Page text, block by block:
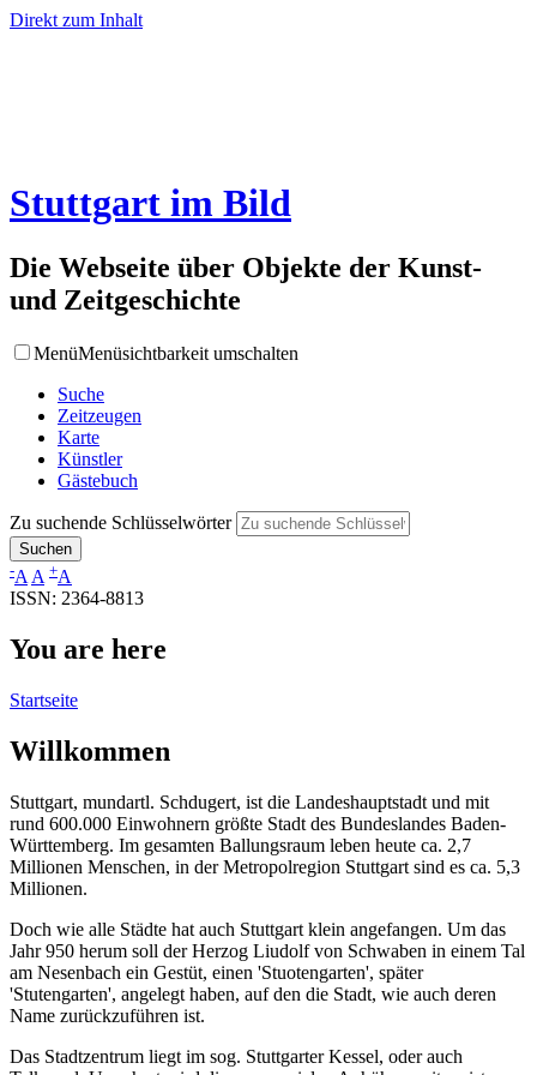
Direkt zum Inhalt
Stuttgart im Bild
Die Webseite über Objekte der Kunst-
und Zeitgeschichte
MenüMenüsichtbarkeit umschalten
Suche
Zeitzeugen
Karte
Künstler
Gästebuch
Zu suchende Schlüsselwörter
-A A +A
ISSN: 2364-8813
You are here
Startseite
Willkommen
Stuttgart, mundartl. Schdugert, ist die Landeshauptstadt und mit
rund 600.000 Einwohnern größte Stadt des Bundeslandes Baden-
Württemberg. Im gesamten Ballungsraum leben heute ca. 2,7
Millionen Menschen, in der Metropolregion Stuttgart sind es ca. 5,3
Millionen.
Doch wie alle Städte hat auch Stuttgart klein angefangen. Um das
Jahr 950 herum soll der Herzog Liudolf von Schwaben in einem Tal
am Nesenbach ein Gestüt, einen 'Stuotengarten', später
'Stutengarten', angelegt haben, auf den die Stadt, wie auch deren
Name zurückzuführen ist.
Das Stadtzentrum liegt im sog. Stuttgarter Kessel, oder auch